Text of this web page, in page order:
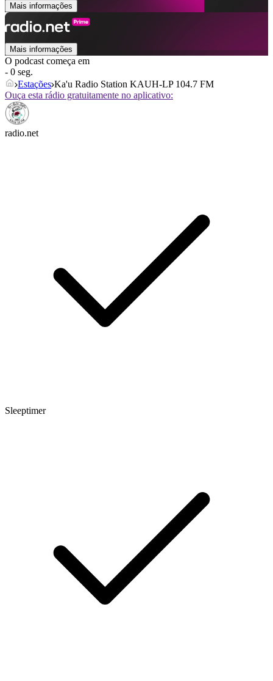
Mais informações
Mais informações
O podcast começa em
- 0 seg.
Estações Ka'u Radio Station KAUH-LP 104.7 FM
Ouça esta rádio gratuitamente no aplicativo:
radio.net
Sleeptimer